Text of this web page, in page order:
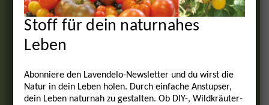
Stoff für dein naturnahes
Leben
Abonniere den Lavendelo-Newsletter und du wirst die
Natur in dein Leben holen. Durch einfache Anstupser,
dein Leben naturnah zu gestalten. Ob DIY-, Wildkräuter-